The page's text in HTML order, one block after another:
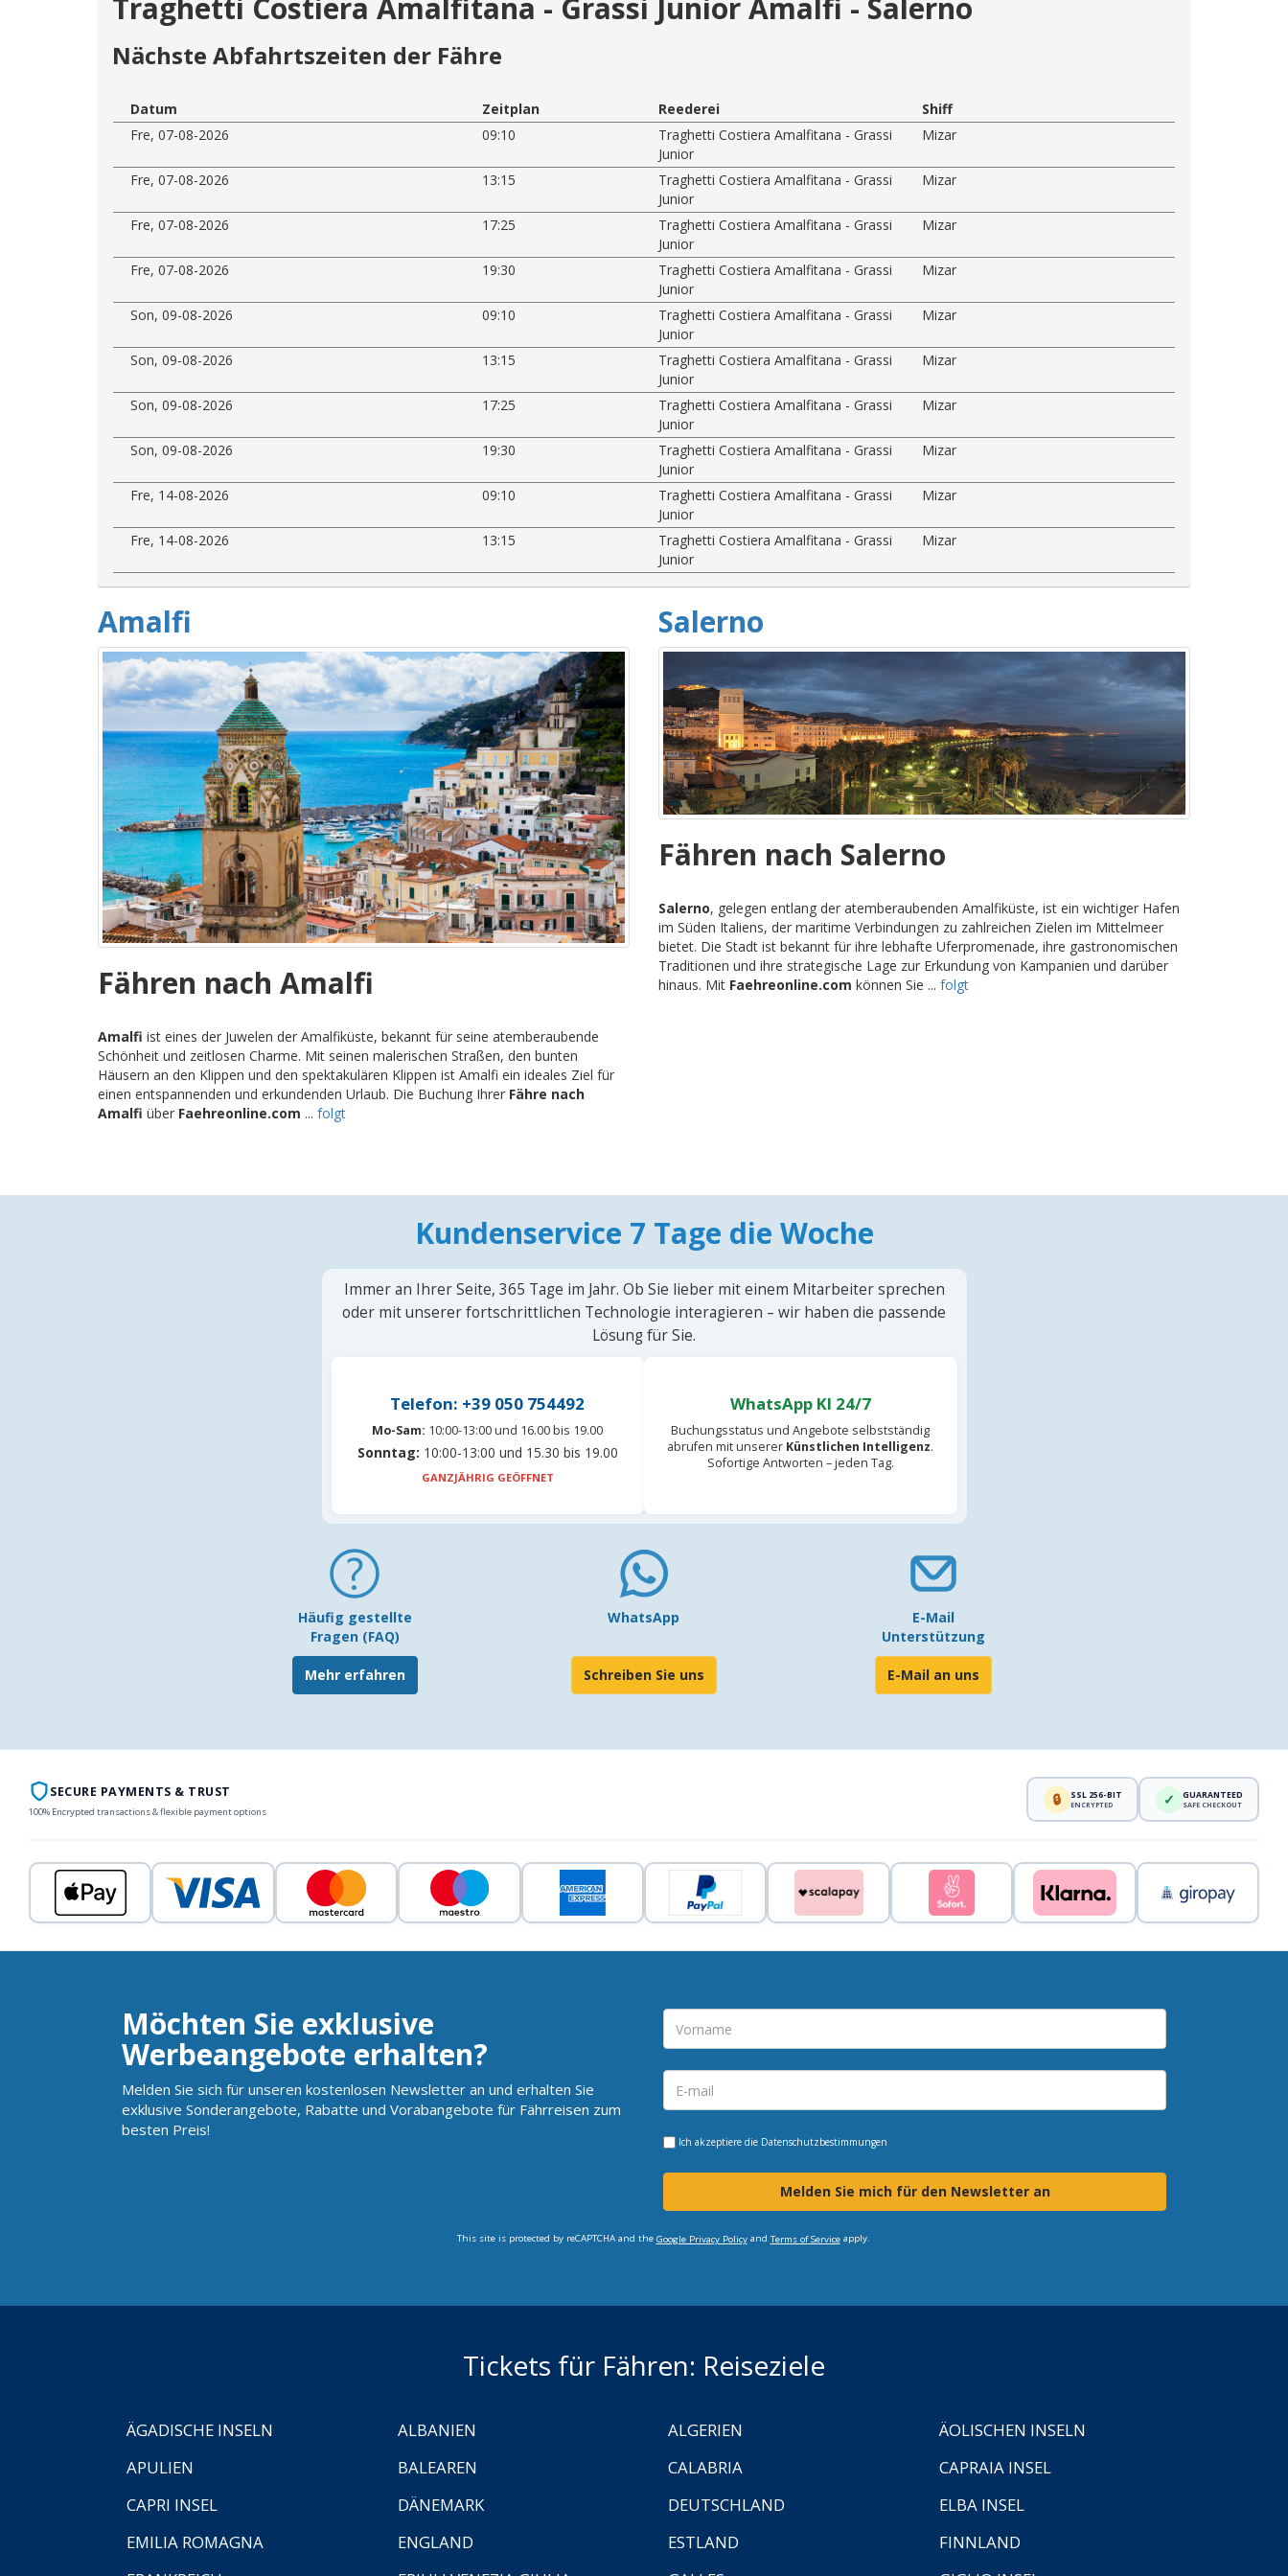
Traghetti Costiera Amalfitana - Grassi Junior Amalfi - Salerno
Nächste Abfahrtszeiten der Fähre
Datum Zeitplan Reederei
Shiff
Fre, 07-08-2026
09:10
Traghetti Costiera Amalfitana - Grassi
Junior
Mizar
Fre, 07-08-2026 13:15
Traghetti Costiera Amalfitana - Grassi
Junior
Mizar
Fre, 07-08-2026 17:25
Traghetti Costiera Amalfitana - Grassi
Junior
Mizar
Fre, 07-08-2026 19:30
Traghetti Costiera Amalfitana - Grassi
Junior
Mizar
Son, 09-08-2026 09:10
Traghetti Costiera Amalfitana - Grassi
Junior
Mizar
Son, 09-08-2026 13:15
Traghetti Costiera Amalfitana - Grassi
Junior
Mizar
Son, 09-08-2026 17:25
Traghetti Costiera Amalfitana - Grassi
Junior
Mizar
Son, 09-08-2026 19:30
Traghetti Costiera Amalfitana - Grassi
Junior
Mizar
Fre, 14-08-2026 09:10
Traghetti Costiera Amalfitana - Grassi
Junior
Mizar
Fre, 14-08-2026 13:15
Traghetti Costiera Amalfitana - Grassi
Junior
Mizar
Amalfi
Fähren nach Amalfi
Amalfi ist eines der Juwelen der Amalfiküste, bekannt für seine atemberaubende
Schönheit und zeitlosen Charme. Mit seinen malerischen Straßen, den bunten
Häusern an den Klippen und den spektakulären Klippen ist Amalfi ein ideales Ziel für
einen entspannenden und erkundenden Urlaub. Die Buchung Ihrer Fähre nach
Amalfi über Faehreonline.com ... folgt
Salerno
Fähren nach Salerno
Salerno, gelegen entlang der atemberaubenden Amalfiküste, ist ein wichtiger Hafen
im Süden Italiens, der maritime Verbindungen zu zahlreichen Zielen im Mittelmeer
bietet. Die Stadt ist bekannt für ihre lebhafte Uferpromenade, ihre gastronomischen
Traditionen und ihre strategische Lage zur Erkundung von Kampanien und darüber
hinaus. Mit Faehreonline.com können Sie ... folgt
Kundenservice 7 Tage die Woche
Immer an Ihrer Seite, 365 Tage im Jahr. Ob Sie lieber mit einem Mitarbeiter sprechen
oder mit unserer fortschrittlichen Technologie interagieren – wir haben die passende
Lösung für Sie.
Telefon: +39 050 754492
Mo-Sam: 10:00-13:00 und 16.00 bis 19.00
Sonntag: 10:00-13:00 und 15.30 bis 19.00
GANZJÄHRIG GEÖFFNET
WhatsApp KI 24/7
Buchungsstatus und Angebote selbstständig
abrufen mit unserer Künstlichen Intelligenz.
Sofortige Antworten – jeden Tag.
Häufig gestellte
Fragen (FAQ)
Mehr erfahren
WhatsApp
Schreiben Sie uns
E-Mail
Unterstützung
E-Mail an uns
SECURE PAYMENTS & TRUST
100% Encrypted transactions & flexible payment options
🔒 SSL 256-BIT
ENCRYPTED ✓ GUARANTEED
SAFE CHECKOUT
Möchten Sie exklusive
Werbeangebote erhalten?
Melden Sie sich für unseren kostenlosen Newsletter an und erhalten Sie
exklusive Sonderangebote, Rabatte und Vorabangebote für Fährreisen zum
besten Preis!
Ich akzeptiere die Datenschutzbestimmungen
Melden Sie mich für den Newsletter an
This site is protected by reCAPTCHA and the Google Privacy Policyand Terms of Serviceapply.
Tickets für Fähren: Reiseziele
ÄGADISCHE INSELN ALBANIEN ALGERIEN
ÄOLISCHEN INSELN
APULIEN
BALEAREN CALABRIA
CAPRAIA INSEL
CAPRI INSEL
DÄNEMARK DEUTSCHLAND
ELBA INSEL
EMILIA ROMAGNA
ENGLAND ESTLAND
FINNLAND